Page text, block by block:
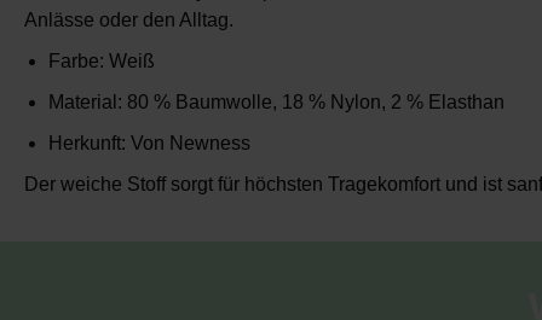
Anlässe oder den Alltag.
Farbe: Weiß
Material : 80 % Baumwolle, 18 % Nylon, 2 % Elasthan
Herkunft: Von Newness
Der weiche Stoff sorgt für höchsten Tragekomfort und ist